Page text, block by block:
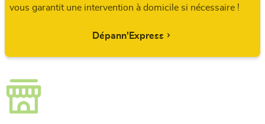
vous garantit une intervention à domicile si nécessaire !
Dépann'Express